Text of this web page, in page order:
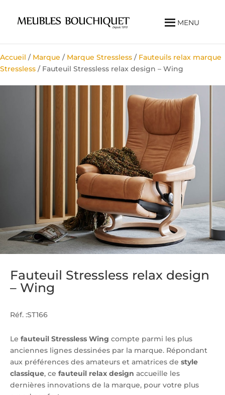
MENU
Accueil / Marque / Marque Stressless / Fauteuils relax marque
Stressless / Fauteuil Stressless relax design – Wing
Fauteuil Stressless relax design
– Wing
Réf. :ST166
Le fauteuil Stressless Wing compte parmi les plus
anciennes lignes dessinées par la marque. Répondant
aux préférences des amateurs et amatrices de style
classique, ce fauteuil relax design accueille les
dernières innovations de la marque, pour votre plus